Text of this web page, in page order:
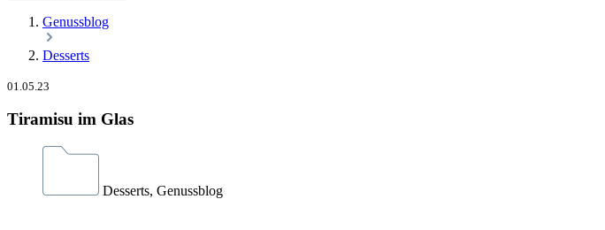
Genussblog
Desserts
01.05.23
Tiramisu im Glas
Desserts, Genussblog